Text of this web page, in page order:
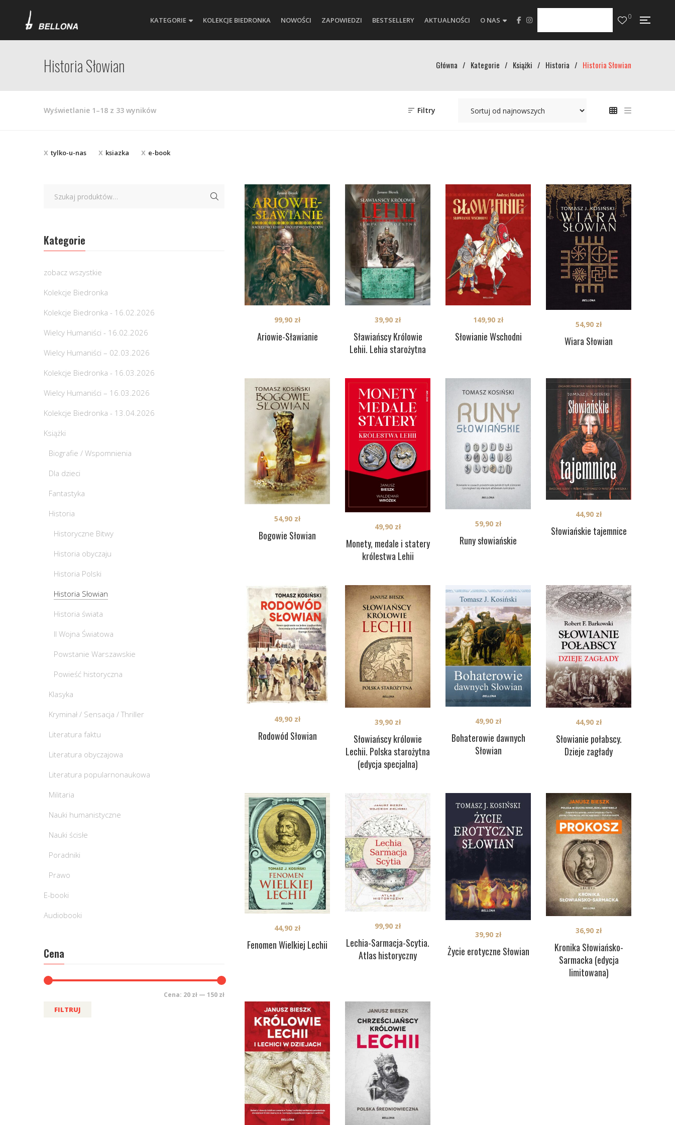
KATEGORIE KOLEKCJE BIEDRONKA NOWOŚCI ZAPOWIEDZI BESTSELLERY AKTUALNOŚCI O NAS 0
Historia Słowian Główna / Kategorie / Książki / Historia / Historia Słowian
Wyświetlanie 1–18 z 33 wynikówPosortowane
Filtry
tylko-u-nas ksiazka e-book
Ariowie-Sławianie
99,90 zł
Sławiańscy Królowie
Lehii. Lehia starożytna
39,90 zł
Słowianie Wschodni
149,90 zł
Wiara Słowian
54,90 zł
Bogowie Słowian
54,90 zł
Monety, medale i statery
królestwa Lehii
49,90 zł
Runy słowiańskie
59,90 zł
Słowiańskie tajemnice
44,90 zł
Rodowód Słowian
49,90 zł
Słowiańscy królowie
Lechii. Polska starożytna
(edycja specjalna)
39,90 zł
Bohaterowie dawnych
Słowian
49,90 zł
Słowianie połabscy.
Dzieje zagłady
44,90 zł
Fenomen Wielkiej Lechii
44,90 zł
Lechia-Sarmacja-Scytia.
Atlas historyczny
99,90 zł
Życie erotyczne Słowian
39,90 zł
Kronika Słowiańsko-
Sarmacka (edycja
limitowana)
36,90 zł
Kategorie
zobacz wszystkie
Kolekcje Biedronka
Kolekcje Biedronka - 16.02.2026
Wielcy Humaniści - 16.02.2026
Wielcy Humaniści – 02.03.2026
Kolekcje Biedronka - 16.03.2026
Wielcy Humaniści – 16.03.2026
Kolekcje Biedronka - 13.04.2026
Książki
Biografie / Wspomnienia
Dla dzieci
Fantastyka
Historia
Historyczne Bitwy
Historia obyczaju
Historia Polski
Historia Słowian
Historia świata
II Wojna Światowa
Powstanie Warszawskie
Powieść historyczna
Klasyka
Kryminał / Sensacja / Thriller
Literatura faktu
Literatura obyczajowa
Literatura popularnonaukowa
Militaria
Nauki humanistyczne
Nauki ścisłe
Poradniki
Prawo
E-booki
Audiobooki
Cena
FILTRUJ
Cena: 20 zł — 150 zł